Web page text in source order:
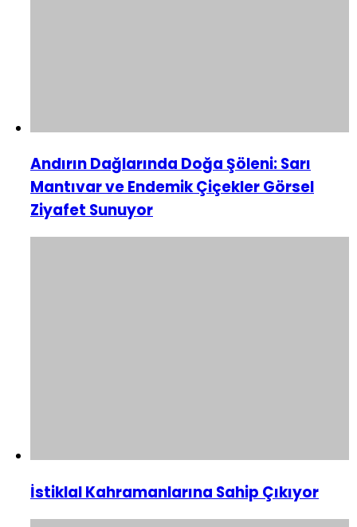
Andırın Dağlarında Doğa Şöleni: Sarı
Mantıvar ve Endemik Çiçekler Görsel
Ziyafet Sunuyor
İstiklal Kahramanlarına Sahip Çıkıyor